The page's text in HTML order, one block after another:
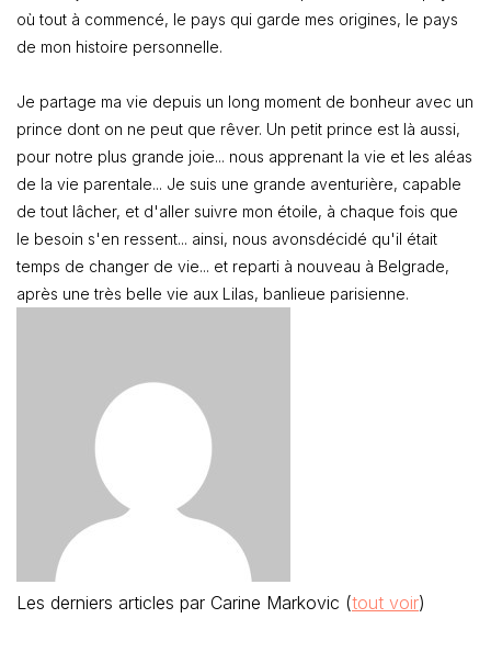
où tout à commencé, le pays qui garde mes origines, le pays
de mon histoire personnelle.
Je partage ma vie depuis un long moment de bonheur avec un
prince dont on ne peut que rêver. Un petit prince est là aussi,
pour notre plus grande joie... nous apprenant la vie et les aléas
de la vie parentale... Je suis une grande aventurière, capable
de tout lâcher, et d'aller suivre mon étoile, à chaque fois que
le besoin s'en ressent... ainsi, nous avonsdécidé qu'il était
temps de changer de vie... et reparti à nouveau à Belgrade,
après une très belle vie aux Lilas, banlieue parisienne.
Les derniers articles par Carine Markovic (tout voir)